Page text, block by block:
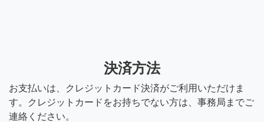
決済方法
お支払いは、クレジットカード決済がご利用いただけま
す。クレジットカードをお持ちでない方は、事務局までご
連絡ください。